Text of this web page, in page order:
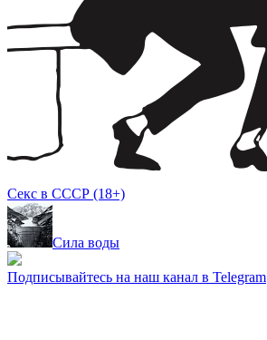
Секс в СССР (18+)
Сила воды
Подписывайтесь на наш канал в Telegram